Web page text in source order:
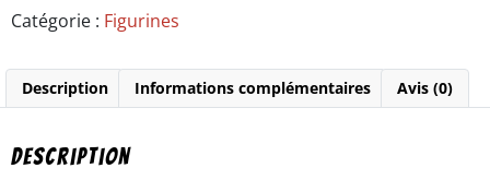
Catégorie : Figurines
Description Informations complémentaires Avis (0)
Description